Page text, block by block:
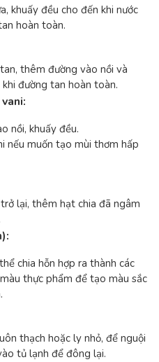
khuấy đều cho đến khi nước
hoàn toàn.
thêm đường vào nồi và
đường tan hoàn toàn.
nồi, khuấy đều.
nếu muốn tạo mùi thơm hấp
lại, thêm hạt chia đã ngâm
chia hỗn hợp ra thành các
thực phẩm để tạo màu sắc
thạch hoặc ly nhỏ, để nguội
tủ lạnh để đông lại.